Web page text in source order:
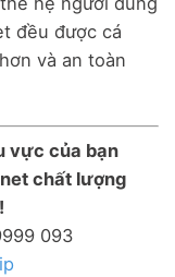
đều được cá
và an toàn
vực của bạn
chất lượng
093